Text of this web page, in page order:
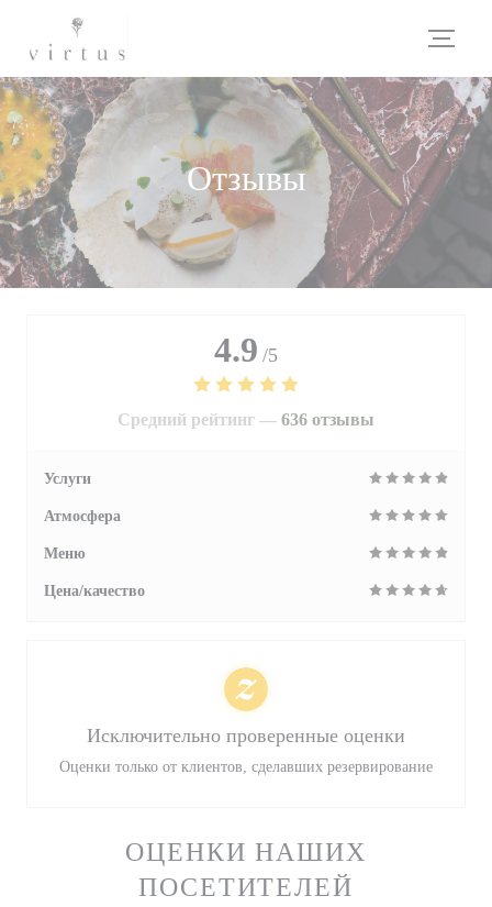
Отзывы
ОЦЕНКИ НАШИХ
ПОСЕТИТЕЛЕЙ
4.9 /5
Средний рейтинг — 636 отзывы
Услуги
Атмосфера
Меню
Цена/качество
Исключительно проверенные оценки
Оценки только от клиентов, сделавших резервирование